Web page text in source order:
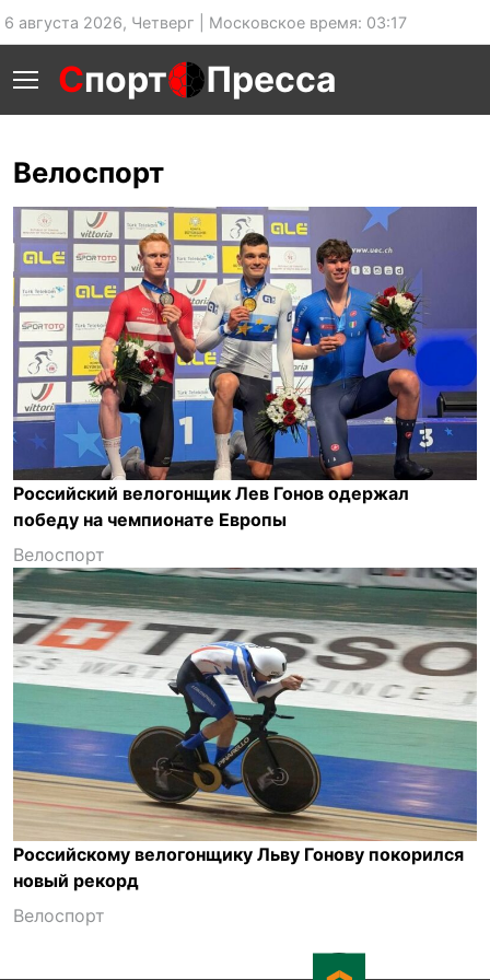
6 августа 2026, Четверг | Московское время: 03:17
Спорт Пресса
Велоспорт
Российский велогонщик Лев Гонов одержал
победу на чемпионате Европы
Велоспорт
Российскому велогонщику Льву Гонову покорился
новый рекорд
Велоспорт